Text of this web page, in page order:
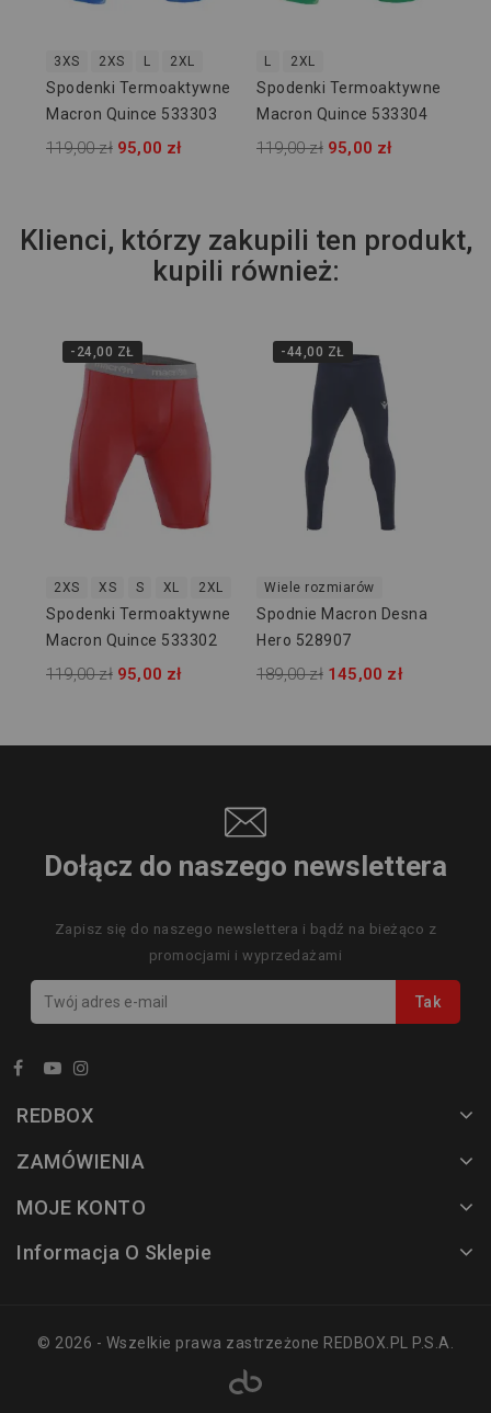
3XS 2XS L 2XL
Spodenki Termoaktywne
Macron Quince 533303
119,00 zł 95,00 zł
L 2XL
Spodenki Termoaktywne
Macron Quince 533304
119,00 zł 95,00 zł
Klienci, którzy zakupili ten produkt,
kupili również:
-24,00 ZŁ
2XS XS S XL 2XL
Spodenki Termoaktywne
Macron Quince 533302
119,00 zł 95,00 zł
-44,00 ZŁ
Wiele rozmiarów
Spodnie Macron Desna
Hero 528907
189,00 zł 145,00 zł
Dołącz do naszego newslettera
Zapisz się do naszego newslettera i bądź na bieżąco z
promocjami i wyprzedażami
REDBOX
ZAMÓWIENIA
MOJE KONTO
Informacja O Sklepie
© 2026 - Wszelkie prawa zastrzeżone REDBOX.PL P.S.A.